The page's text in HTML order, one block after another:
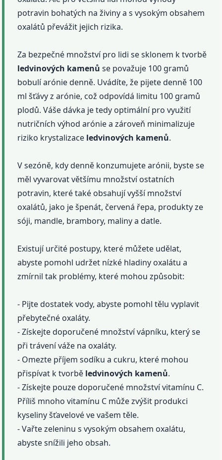
potravin bohatých na živiny a s vysokým obsahem
oxalátů převážit jejich rizika.
Za bezpečné množství pro lidi se sklonem k tvorbě
ledvinových kamenů se považuje 100 gramů
bobulí arónie denně. Uvádíte, že pijete denně 100
ml šťávy z arónie, což odpovídá limitu 100 gramů
plodů. Váše dávka je tedy optimální pro využití
nutričních výhod arónie a zároveň minimalizuje
riziko krystalizace ledvinových kamenů.
V sezóně, kdy denně konzumujete arónii, byste se
měl vyvarovat většímu množství ostatních
potravin, které také obsahují vyšší množství
oxalátů, jako je špenát, červená řepa, produkty ze
sóji, mandle, brambory, maliny a datle.
Existují určité postupy, které můžete udělat,
abyste pomohl udržet nízké hladiny oxalátu a
zmírnil tak problémy, které mohou způsobit:
- Pijte dostatek vody, abyste pomohl tělu vyplavit
přebytečné oxaláty.
- Získejte doporučené množství vápníku, který se
při trávení váže na oxaláty.
- Omezte příjem sodíku a cukru, které mohou
přispívat k tvorbě ledvinových kamenů.
- Získejte pouze doporučené množství vitamínu C.
Příliš mnoho vitamínu C může zvýšit produkci
kyseliny šťavelové ve vašem těle.
- Vařte zeleninu s vysokým obsahem oxalátu,
abyste snížili jeho obsah.